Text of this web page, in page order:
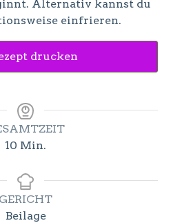
Alternativ kannst du
einfrieren.
drucken
10 Minuten
Min.
GERICHT
Beilage